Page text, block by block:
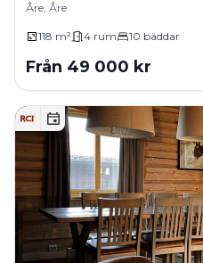
Åre, Åre
118 m² 4 rum 10 bäddar
Från 49 000 kr